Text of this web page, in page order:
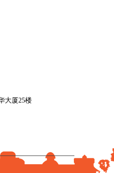
大厦25楼